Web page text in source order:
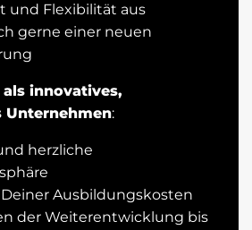
und Flexibilität aus
gerne einer neuen
innovatives,
Unternehmen:
herzliche
Ausbildungskosten
der Weiterentwicklung bis